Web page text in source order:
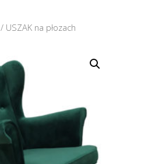
/ USZAK na płozach